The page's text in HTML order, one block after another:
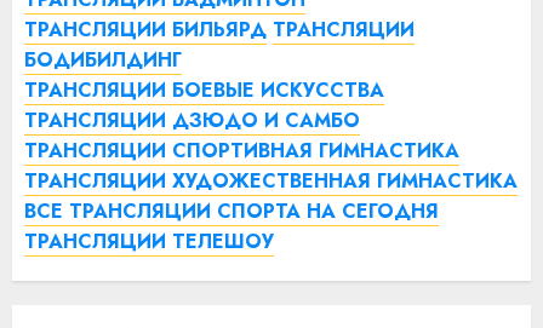
ТРАНСЛЯЦИИ БИЛЬЯРД ТРАНСЛЯЦИИ
БОДИБИЛДИНГ
ТРАНСЛЯЦИИ БОЕВЫЕ ИСКУССТВА
ТРАНСЛЯЦИИ ДЗЮДО И САМБО
ТРАНСЛЯЦИИ СПОРТИВНАЯ ГИМНАСТИКА
ТРАНСЛЯЦИИ ХУДОЖЕСТВЕННАЯ ГИМНАСТИКА
ВСЕ ТРАНСЛЯЦИИ СПОРТА НА СЕГОДНЯ
ТРАНСЛЯЦИИ ТЕЛЕШОУ